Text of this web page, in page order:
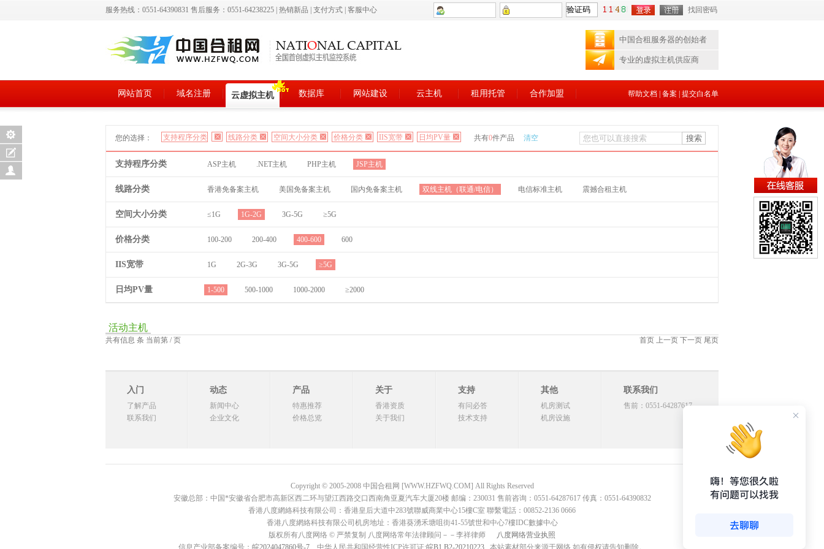
服务热线：0551-64390831 售后服务：0551-64238225 热销新品 支付方式 客服中心 找回密码
中国合租服务器的创始者
专业的虚拟主机供应商
网站首页 域名注册 云虚拟主机 数据库 网站建设 云主机 租用托管 合作加盟 帮助文档 备案 提交白名单
您的选择： 支持程序分类 线路分类 空间大小分类 价格分类 IIS宽带 日均PV量 共有0件产品 清空
支持程序分类 ASP主机 .NET主机 PHP主机 JSP主机
线路分类 香港免备案主机 美国免备案主机 国内免备案主机 双线主机（联通/电信） 电信标准主机 震撼合租主机
空间大小分类 ≤1G 1G-2G 3G-5G ≥5G
价格分类 100-200 200-400 400-600 600
IIS宽带 1G 2G-3G 3G-5G ≥5G
日均PV量 1-500 500-1000 1000-2000 ≥2000
活动主机
共有信息 条 当前第 / 页 首页 上一页 下一页 尾页
入门
了解产品
联系我们
动态
新闻中心
企业文化
产品
特惠推荐
价格总览
关于
香港资质
关于我们
支持
有问必答
技术支持
其他
机房测试
机房设施
联系我们
售前：0551-64287617
Copyright © 2005-2008 中国合租网 [WWW.HZFWQ.COM] All Rights Reserved
安徽总部：中国*安徽省合肥市高新区西二环与望江西路交口西南角亚夏汽车大厦20楼 邮编：230031 售前咨询：0551-64287617 传真：0551-64390832
香港八度網絡科技有限公司：香港皇后大道中283號聯威商業中心15樓C室 聯繫電話：00852-2136 0666
香港八度網絡科技有限公司机房地址：香港葵湧禾塘咀街41-55號世和中心7樓IDC數據中心
版权所有八度网络 © 严禁复制 八度网络常年法律顾问－－李祥律师 八度网络营业执照
信息产业部备案编号： 皖2024047860号-7中华人民共和国经营性ICP许可证:皖B1.B2-20210223, 本站素材部分来源于网络,如有侵权请告知删除。